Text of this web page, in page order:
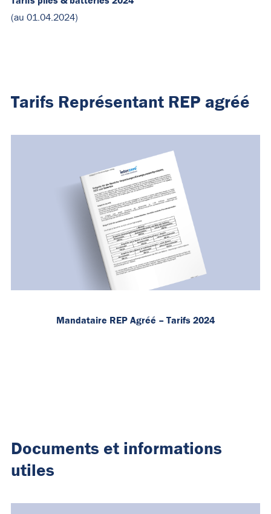
(au 01.04.2024)
Tarifs Représentant REP agréé
Mandataire REP Agréé – Tarifs 2024
Documents et informations
utiles